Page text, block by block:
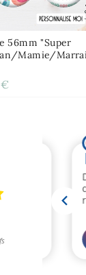
56mm "Super
Mamie/